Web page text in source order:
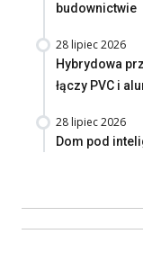
budownictwie
28 lipiec 2026
Hybrydowa
łączy PVC i
28 lipiec 2026
Dom pod